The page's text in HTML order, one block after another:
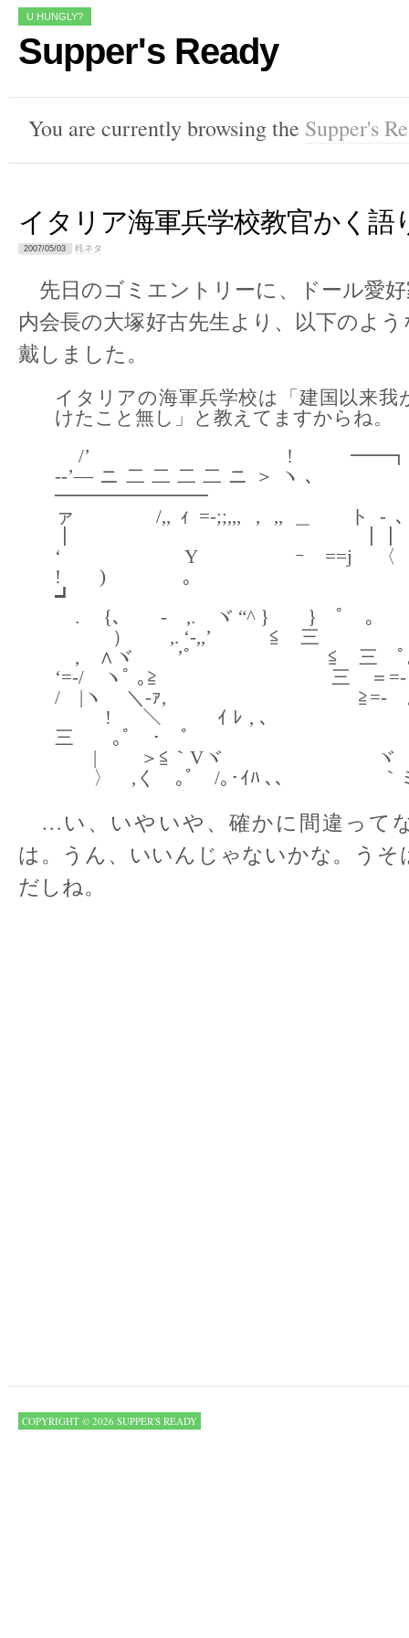
U HUNGLY?
Supper's Ready
You are currently browsing the Supper's
イタリア海軍兵学校教官かく語
2007/05/03 粍ネタ
先日のゴミエントリーに、ドール愛
内会長の大塚好古先生より、以下のよ
戴しました。
イタリアの海軍兵学校は「建国以来我
けたこと無し」と教えてますからね。
/’ !
-‐’―ニ二二二二ニ
━━━━━━━━
ァ /,,ｨ=-;;,,, , ,,＿
‘ Y ｰ==j 〈
! )
┛
ゝ. {､ - ,. ヾ “^ } } ﾟ ｡
） ,. ‘-,,’ ≦ 三
ゞ, ∧ヾ ゝ’ﾟ ≦ 三 ﾟ
‘=-/ ヽﾟ ｡≧ 三 ＝=-
/ |ヽ ＼-ｧ, ≧=-
! ＼ ｲﾚ,
三 ｡ﾟ ･ ﾟ
| ＞≦｀Vヾ ヾ
〉 ,く ｡ﾟ /｡･ｲﾊ ､､ ｀ミ
…い、いやいや、確かに間違って
は。うん、いいんじゃないかな。うそ
だしね。
COPYRIGHT © 2026 SUPPER'S READY